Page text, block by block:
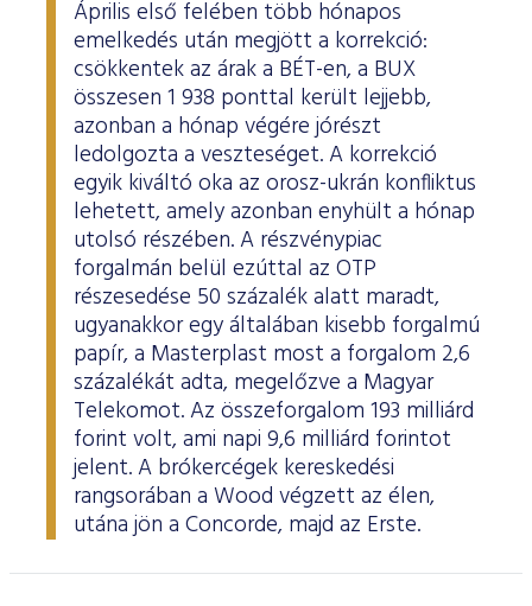
Április első felében több hónapos
emelkedés után megjött a korrekció:
csökkentek az árak a BÉT-en, a BUX
összesen 1 938 ponttal került lejjebb,
azonban a hónap végére jórészt
ledolgozta a veszteséget. A korrekció
egyik kiváltó oka az orosz-ukrán konfliktus
lehetett, amely azonban enyhült a hónap
utolsó részében. A részvénypiac
forgalmán belül ezúttal az OTP
részesedése 50 százalék alatt maradt,
ugyanakkor egy általában kisebb forgalmú
papír, a Masterplast most a forgalom 2,6
százalékát adta, megelőzve a Magyar
Telekomot. Az összeforgalom 193 milliárd
forint volt, ami napi 9,6 milliárd forintot
jelent. A brókercégek kereskedési
rangsorában a Wood végzett az élen,
utána jön a Concorde, majd az Erste.